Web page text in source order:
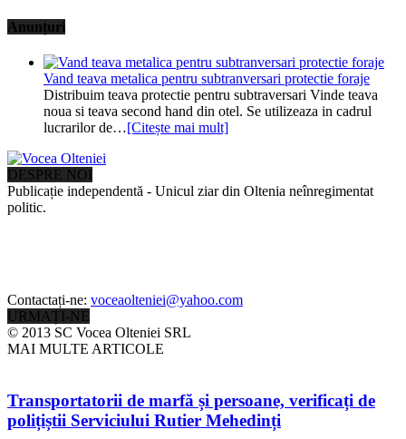
Anunțuri
Vand teava metalica pentru subtranversari protectie foraje
Distribuim teava protectie pentru subtraversari Vinde teava
noua si teava second hand din otel. Se utilizeaza in cadrul
lucrarilor de…[Citește mai mult]
DESPRE NOI
Publicație independentă - Unicul ziar din Oltenia neînregimentat
politic.
Contactați-ne: voceaolteniei@yahoo.com
URMAȚI-NE
© 2013 SC Vocea Olteniei SRL
MAI MULTE ARTICOLE
Transportatorii de marfă și persoane, verificați de
polițiștii Serviciului Rutier Mehedinți